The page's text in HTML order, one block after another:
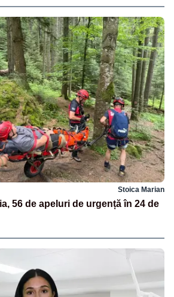
Stoica Marian
56 de apeluri de urgență în 24 de